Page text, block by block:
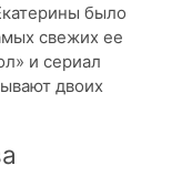
было
свежих ее
и сериал
двоих